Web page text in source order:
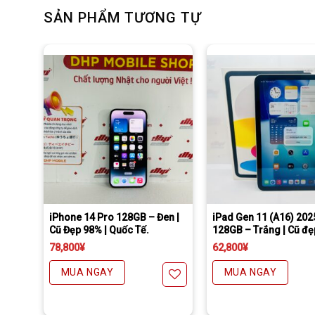
SẢN PHẨM TƯƠNG TỰ
iPhone 14 Pro 128GB – Đen |
Cũ Đẹp 98% | Quốc Tế.
78,800¥
MUA NGAY
iPad Gen 11 (A16)
128GB – Trắng | Cũ
Wifi
62,800¥
MUA NGAY